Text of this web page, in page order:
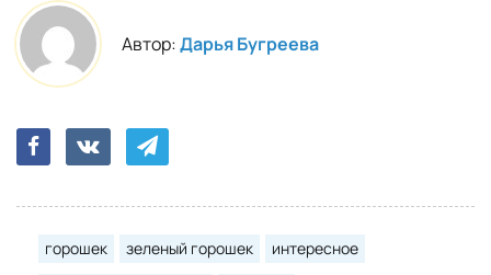
Автор:Дарья Бугреева
горошек зеленый горошек
интересное